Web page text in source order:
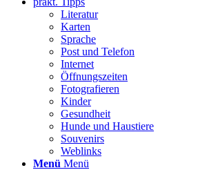
Literatur
Karten
Sprache
Post und Telefon
Internet
Öffnungszeiten
Fotografieren
Kinder
Gesundheit
Hunde und Haustiere
Souvenirs
Weblinks
Menü Menü